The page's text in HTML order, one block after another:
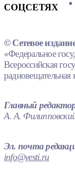
СОЦСЕТЯХ
© Сетевое
«Федеральное
Всероссийская
Главный
А. А.
Эл. почта
info@vesti.ru